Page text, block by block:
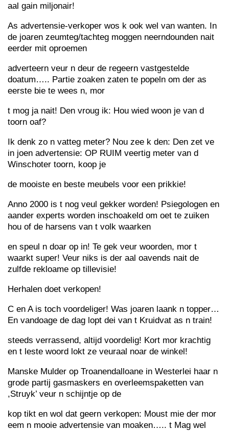
aal gain miljonair!
As advertensie-verkoper wos k ook wel van wanten. In
de joaren zeumteg/tachteg moggen neerndounden nait
eerder mit oproemen
adverteern veur n deur de regeern vastgestelde
doatum….. Partie zoaken zaten te popeln om der as
eerste bie te wees n, mor
t mog ja nait! Den vroug ik: Hou wied woon je van d
toorn oaf?
Ik denk zo n vatteg meter? Nou zee k den: Den zet ve
in joen advertensie: OP RUIM veertig meter van d
Winschoter toorn, koop je
de mooiste en beste meubels voor een prikkie!
Anno 2000 is t nog veul gekker worden! Psiegologen en
aander experts worden inschoakeld om oet te zuiken
hou of de harsens van t volk waarken
en speul n doar op in! Te gek veur woorden, mor t
waarkt super! Veur niks is der aal oavends nait de
zulfde rekloame op tillevisie!
Herhalen doet verkopen!
C en A is toch voordeliger! Was joaren laank n topper…
En vandoage de dag lopt dei van t Kruidvat as n train!
steeds verrassend, altijd voordelig! Kort mor krachtig
en t leste woord lokt ze veuraal noar de winkel!
Manske Mulder op Troanendalloane in Westerlei haar n
grode partij gasmaskers en overleemspaketten van
,Struyk’ veur n schijntje op de
kop tikt en wol dat geern verkopen: Moust mie der mor
eem n mooie advertensie van moaken….. t Mag wel